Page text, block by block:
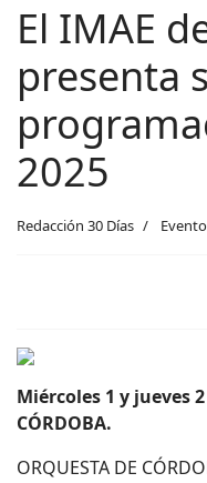
El IMAE
presenta
2025
Redacción 30 Días
Miércoles 1 y jueves 2
CÓRDOBA.
ORQUESTA DE